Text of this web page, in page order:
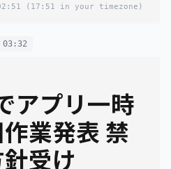
(17:51 in your timezone)
03:32
アプリ一時
業発表 禁
受け